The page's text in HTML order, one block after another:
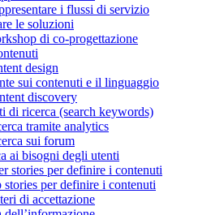
i flussi di servizio
le soluzioni
di co-progettazione
design
sui contenuti e il linguaggio
discovery
di ricerca (search keywords)
tramite analytics
sui forum
ai bisogni degli utenti
stories per definire i contenuti
stories per definire i contenuti
di accettazione